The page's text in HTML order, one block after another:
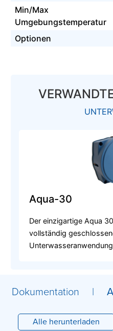
Aqua-30
Der einzigartige Aqua
vollständig
Min/Max
Umgebungstemperatur
Optionen
Dokumentation |